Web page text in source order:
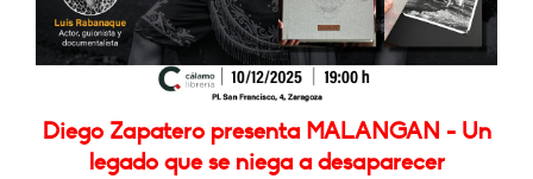
Diego Zapatero presenta MALANGAN - Un
legado que se niega a desaparecer